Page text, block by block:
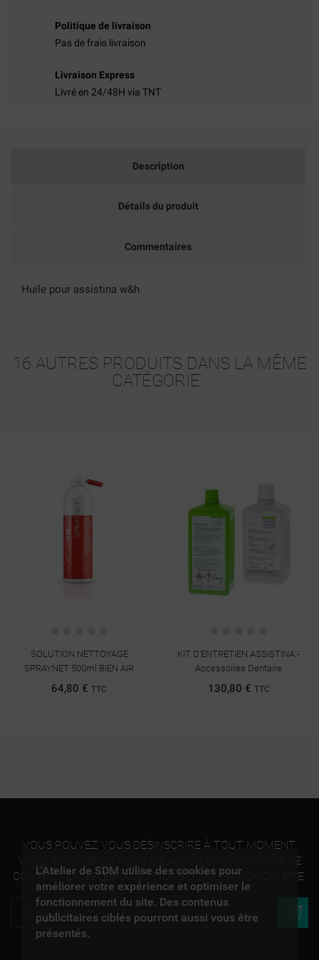
L'Atelier de SDM utilise des cookies pour
améliorer votre expérience et optimiser le
fonctionnement du site. Des contenus
publicitaires ciblés pourront aussi vous être
présentés.
Politique de livraison
Pas de frais livraison
Livraison Express
Livré en 24/48H via TNT
Description
Détails du produit
Commentaires
Huile pour assistina w&h
16 AUTRES PRODUITS DANS LA MÊME
CATÉGORIE :
SOLUTION NETTOYAGE
SPRAYNET 500ml BIEN AIR
64,80 €TTC
KIT D'ENTRETIEN ASSISTINA -
Accessoires Dentaire
130,80 € TTC
VOUS POUVEZ VOUS DÉSINSCRIRE À TOUT MOMENT.
VOUS TROUVEREZ POUR CELA NOS INFORMATIONS DE
CONTACT DANS LES CONDITIONS D'UTILISATION DU SITE.
((TITLE))
((LABEL))
CONNEXION
VOUS DEVEZ ÊTRE CONNECTÉ POUR AJOUTER DES
PRODUITS À VOTRE LISTE D'ENVIES.